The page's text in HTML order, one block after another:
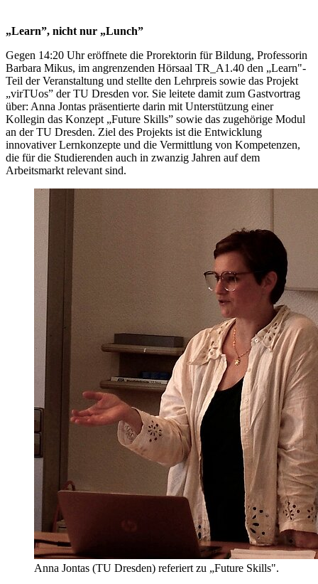
„Learn”, nicht nur „Lunch”
Gegen 14:20 Uhr eröffnete die Prorektorin für Bildung, Professorin
Barbara Mikus, im angrenzenden Hörsaal TR_A1.40 den „Learn"-
Teil der Veranstaltung und stellte den Lehrpreis sowie das Projekt
„virTUos” der TU Dresden vor. Sie leitete damit zum Gastvortrag
über: Anna Jontas präsentierte darin mit Unterstützung einer
Kollegin das Konzept „Future Skills” sowie das zugehörige Modul
an der TU Dresden. Ziel des Projekts ist die Entwicklung
innovativer Lernkonzepte und die Vermittlung von Kompetenzen,
die für die Studierenden auch in zwanzig Jahren auf dem
Arbeitsmarkt relevant sind.
Anna Jontas (TU Dresden) referiert zu „Future Skills".